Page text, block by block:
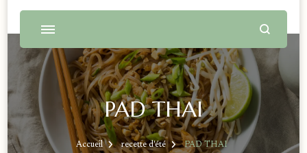
PAD THAI
Accueil recette d'été PAD THAI